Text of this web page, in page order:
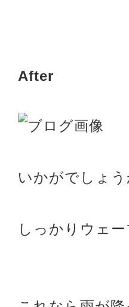
After
いかがでしょう
しっかりウェ